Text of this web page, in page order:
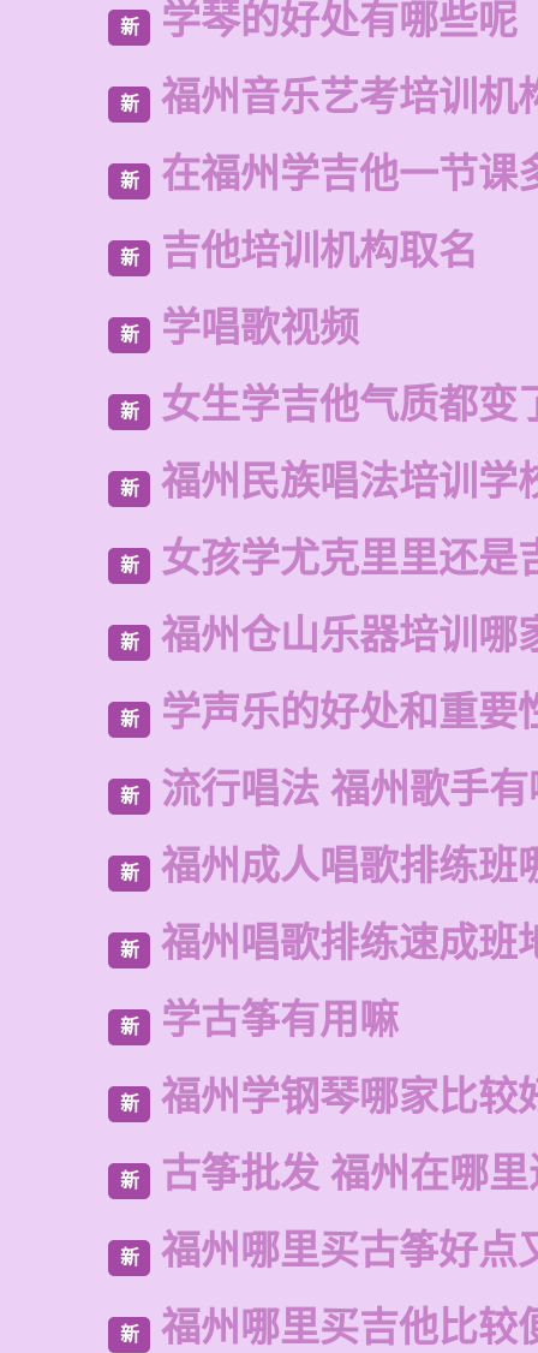
新 学琴的好处有哪些呢
新 福州音乐艺考培训机
新 在福州学吉他一节课
新 吉他培训机构取名
新 学唱歌视频
新 女生学吉他气质都变
新 福州民族唱法培训学
新 女孩学尤克里里还是
新 福州仓山乐器培训哪
新 学声乐的好处和重要
新 流行唱法 福州歌手
新 福州成人唱歌排练班
新 福州唱歌排练速成班
新 学古筝有用嘛
新 福州学钢琴哪家比较
新 古筝批发 福州在哪
新 福州哪里买古筝好点
新 福州哪里买吉他比较